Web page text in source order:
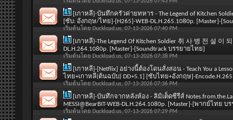
[เกาหลี]-บันทึกครัวค่ายทหาร - The Legend of Kitchen
[ซับ: อังกฤษ/ไทย]-[H265]-WEB-DL.H.265.1080p. [Master]-
เริ่มต้นโดย Duckload.us, 07-13-2026 07:40 PM
[เกาหลี]-The Legend Of Kitchen Soldier 취 사 병 전 설
DL.H.264.1080p. [Master]-[Soundtrack บรรยายไทย]
เริ่มต้นโดย Duckload.us, 07-13-2026 07:38 PM
[เกาหลี]-[Netflix] อย่างนี้ต้องโดนสั่งสอน - Teach You a
ไทย+เกาหลี(ต้นฉบับ) DD+5.1] [ซับไทย+อังกฤษ]-
เริ่มต้นโดย Duckload.us, 07-13-2026 07:36 PM
[เกาหลี]-บันทึกจากหลังห้อง - ลิมิเต็ดซีรีส์
MESSI@BearBIT-WEB-DL.H.264.1080p. [Master]-[พากย์ไทย บ
เริ่มต้นโดย Duckload.us, 07-13-2026 07:29 PM